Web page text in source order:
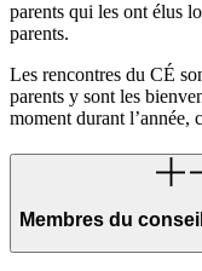
parents qui les ont élus
parents.
Les rencontres du CÉ
parents y sont les
moment durant l’année,
Membres du